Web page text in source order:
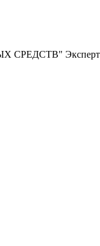
Экспертиза